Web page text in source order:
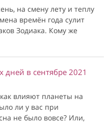
на смену лету и теплу
времён года сулит
Зодиака. Кому же
дней в сентябре 2021
влияют планеты на
ли у вас при
не было вовсе? Или,